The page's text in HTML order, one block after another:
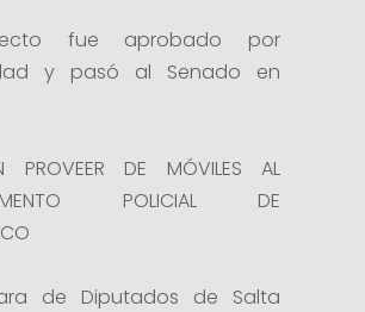
fue aprobado por
y pasó al Senado en
PROVEER DE MÓVILES AL
POLICIAL DE
de Diputados de Salta